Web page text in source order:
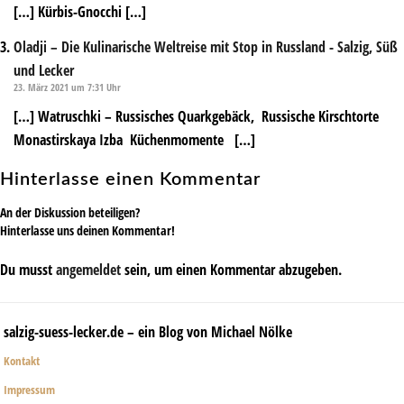
[…] Kürbis-Gnocchi […]
Oladji – Die Kulinarische Weltreise mit Stop in Russland - Salzig, Süß
und Lecker
23. März 2021 um 7:31 Uhr
[…] Watruschki – Russisches Quarkgebäck, Russische Kirschtorte
Monastirskaya Izba Küchenmomente […]
Hinterlasse einen Kommentar
An der Diskussion beteiligen?
Hinterlasse uns deinen Kommentar!
Du musstangemeldetsein, um einen Kommentar abzugeben.
salzig-suess-lecker.de – ein Blog von Michael Nölke
Kontakt
Impressum